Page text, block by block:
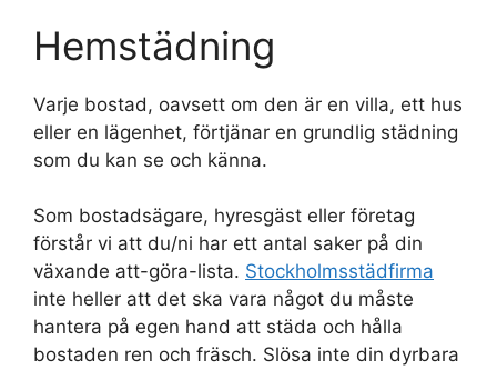
Hemstädning
Varje bostad, oavsett om den är en villa, ett hus
eller en lägenhet, förtjänar en grundlig städning
som du kan se och känna.
Som bostadsägare, hyresgäst eller företag
förstår vi att du/ni har ett antal saker på din
växande att-göra-lista. Stockholmsstädfirma
inte heller att det ska vara något du måste
hantera på egen hand att städa och hålla
bostaden ren och fräsch. Slösa inte din dyrbara